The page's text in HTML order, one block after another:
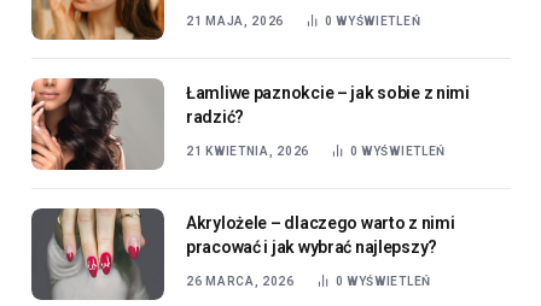
konkretnego kremu
21 MAJA, 2026 0WYŚWIETLEŃ
Łamliwe paznokcie – jak sobie z nimi
radzić?
21 KWIETNIA, 2026 0WYŚWIETLEŃ
Akrylożele – dlaczego warto z nimi
pracować i jak wybrać najlepszy?
26 MARCA, 2026 0 WYŚWIETLEŃ